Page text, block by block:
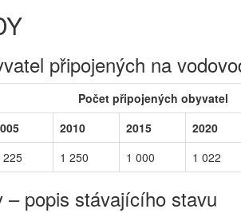
připojených na
Počet připojených obyvatel
2010 2015 2020
225 1 250 1 000 1 022
– popis stávajícího stavu